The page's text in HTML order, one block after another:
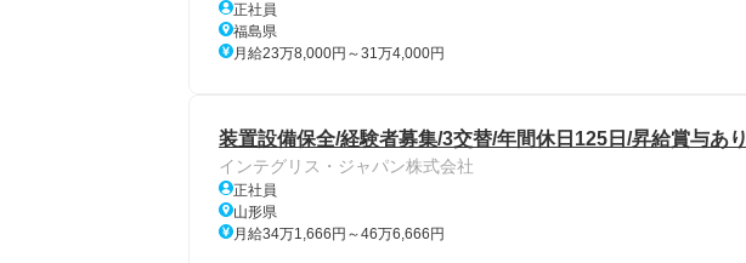
正社員
福島県
月給23万8,000円～31万4,000円
装置設備保全/経験者募集/3交替/年間休日125日/昇給賞与あり
インテグリス・ジャパン株式会社
正社員
山形県
月給34万1,666円～46万6,666円